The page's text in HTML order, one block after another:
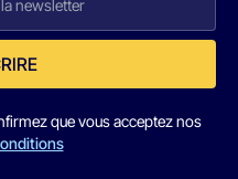
que vous acceptez nos